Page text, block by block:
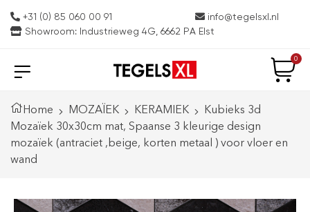
+31 (0) 85 060 00 91
info@tegelsxl.nl
Showroom: Industrieweg 4G, 6662 PA Elst
0
Home MOZAÏEK KERAMIEK
Kubieks 3d
Mozaïek 30x30cm mat, Spaanse 3 kleurige design
mozaïek (antraciet ,beige, korten metaal ) voor vloer en
wand